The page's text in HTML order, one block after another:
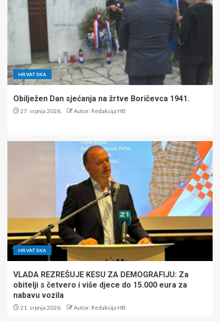
HRVATSKA
Obilježen Dan sjećanja na žrtve Boričevca 1941.
27. srpnja 2026. Autor: Redakcija HB
HRVATSKA
VLADA REZREŠUJE KESU ZA DEMOGRAFIJU: Za
obitelji s četvero i više djece do 15.000 eura za
nabavu vozila
21. srpnja 2026. Autor: Redakcija HB